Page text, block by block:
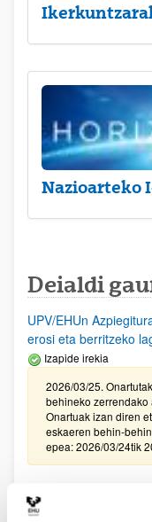
Nazioarteko
Deialdi
UPV/EHUn
erosi eta berritzeko
Izapide irekia
2026/03/25.
behineko zerrendako
Onartuak izan diren
eskaeren behin-
epea: 2026/03/24tik
sustatzeko laguntzen